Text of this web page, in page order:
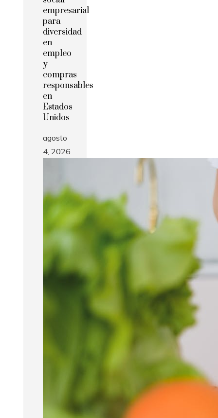
empresarial
para
diversidad
en
empleo
y
compras
responsables
en
Estados
Unidos
agosto
4, 2026